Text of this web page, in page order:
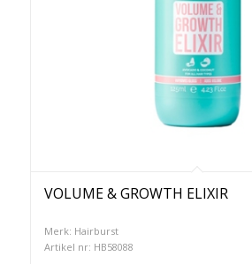
VOLUME & GROWTH ELIXIR
Merk: Hairburst
Artikel nr: HB58088